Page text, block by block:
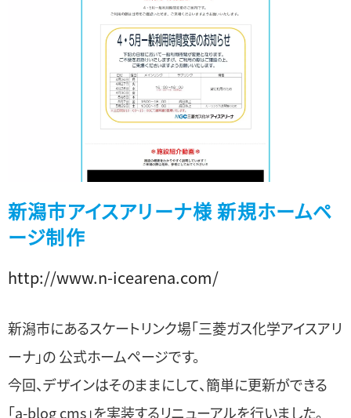
新潟市アイスアリーナ様 新規ホームペ
ージ制作
http://www.n-icearena.com/
新潟市にあるスケートリンク場「三菱ガス化学アイスアリ
ーナ」の 公式ホームページです。
今回、デザインはそのままにして、簡単に更新ができる
「a-blog cms」を実装するリニューアルを行いました。